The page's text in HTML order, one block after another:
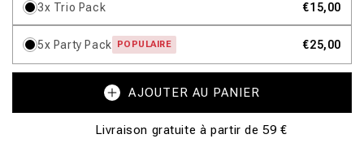
3x Trio Pack €15,00
5x Party Pack POPULAIRE €25,00
AJOUTER AU PANIER
Livraison gratuite à partir de 59 €